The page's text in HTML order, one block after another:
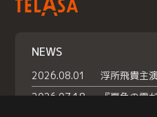
NEWS
2026.08.01
2026.07.18